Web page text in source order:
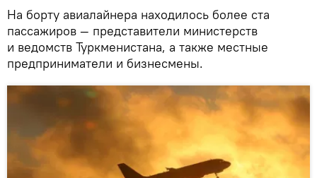
На борту авиалайнера находилось более ста
пассажиров — представители министерств
и ведомств Туркменистана, а также местные
предприниматели и бизнесмены.